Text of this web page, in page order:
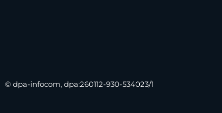
© dpa-infocom, dpa:260112-930-534023/1